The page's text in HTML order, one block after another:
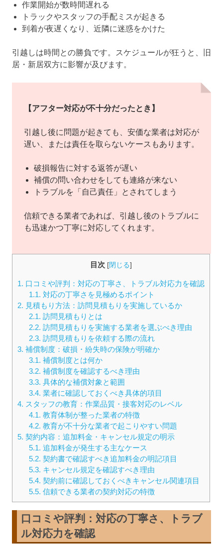
作業開始が数時間遅れる
トラックやスタッフの手配ミスが起きる
到着が夜遅くなり、近隣に迷惑をかけた
引越しは時間との勝負です。スケジュールが狂うと、旧
居・新居双方に影響が及びます。
【アフター対応が不十分だったとき】
引越し後に問題が起きても、安価な業者は対応が
遅い、または責任を取らないケースもあります。
破損報告に対する返答が遅い
補償の問い合わせをしても連絡が来ない
トラブルを「自己責任」とされてしまう
信頼できる業者であれば、引越し後のトラブルに
も迅速かつ丁寧に対応してくれます。
目次 [閉じる]
1. 口コミや評判：対応の丁寧さ、トラブル対応力を確認
1.1. 対応の丁寧さを見極めるポイント
2. 見積もり方法：訪問見積もりを実施しているか
2.1. 訪問見積もりとは
2.2. 訪問見積もりを実施する業者を選ぶべき理由
2.3. 訪問見積もりを依頼する際の流れ
3. 補償制度：破損・紛失時の保険が明確か
3.1. 補償制度とは何か
3.2. 補償制度を確認するべき理由
3.3. 具体的な補償対象と範囲
3.4. 業者に確認しておくべき具体的項目
4. スタッフの教育：作業品質・接客対応のレベル
4.1. 教育体制が整った業者の特徴
4.2. 教育が不十分な業者で起こりやすい問題
5. 契約内容：追加料金・キャンセル規定の明示
5.1. 追加料金が発生する主なケース
5.2. 契約書で確認すべき追加料金の明記項目
5.3. キャンセル規定を確認すべき理由
5.4. 契約前に確認しておくべきキャンセル関連項目
5.5. 信頼できる業者の契約対応の特徴
口コミや評判 ：対応の丁寧さ、トラブ
ル対応力を確認